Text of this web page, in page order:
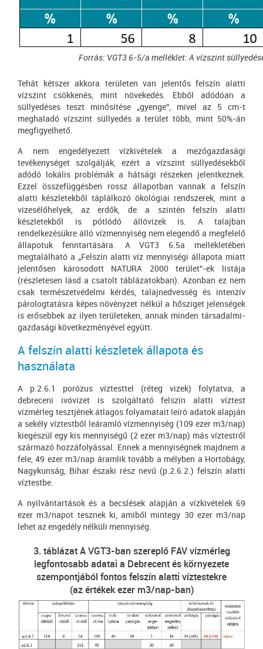
Forrás: VGT3 6-5/a melléklet: A vízszint
Tehát kétszer akkora területen van jelentős felszín alatti
vízszint csökkenés, mint növekedés. Ebből adódóan a
süllyedéses teszt minősítése „gyenge”, mivel az 5 cm-t
meghaladó vízszint süllyedés a terület több, mint 50%-án
megfigyelhető.
A nem engedélyezett vízkivételek a mezőgazdasági
tevékenységet szolgálják, ezért a vízszint süllyedésekből
adódó lokális problémák a hátsági részeken jelentkeznek.
Ezzel összefüggésben rossz állapotban vannak a felszín
alatti készletekből táplálkozó ökológiai rendszerek, mint a
vizesélőhelyek, az erdők, de a szintén felszín alatti
készletekből is pótlódó állóvizek is. A talajban
rendelkezésükre álló vízmennyiség nem elegendő a megfelelő
állapotuk fenntartására. A VGT3 6.5a mellékletében
megtalálható a „Felszín alatti víz mennyiségi állapota miatt
jelentősen károsodott NATURA 2000 terület”-ek listája
(részletesen lásd a csatolt táblázatokban). Azonban ez nem
csak természetvédelmi kérdés, talajnedvesség és intenzív
párologtatásra képes növényzet nélkül a hősziget jelenségek
is erősebbek az ilyen területeken, annak minden társadalmi-
gazdasági következményével együtt.
A felszín alatti készletek állapota és
használata
A p.2.6.1 porózus víztesttel (réteg vizek) folytatva, a
debreceni ivóvizet is szolgáltató felszín alatti víztest
vízmérleg tesztjének átlagos folyamatait leíró adatok alapján
a sekély víztestből leáramló vízmennyiség (109 ezer m3/nap)
kiegészül egy kis mennyiségű (2 ezer m3/nap) más víztestről
származó hozzáfolyással. Ennek a mennyiségnek majdnem a
fele, 49 ezer m3/nap áramlik tovább a mélyben a Hortobágy,
Nagykunság, Bihar északi rész nevű (p.2.6.2.) felszín alatti
víztestbe.
A nyilvántartások és a becslések alapján a vízkivételek 69
ezer m3/napot tesznek ki, amiből mintegy 30 ezer m3/nap
lehet az engedély nélküli mennyiség.
3. táblázat A VGT3-ban szereplő FAV vízmérleg
legfontosabb adatai a Debrecent és környezete
szempontjából fontos felszín alatti víztestekre
(az értékek ezer m3/nap-ban)